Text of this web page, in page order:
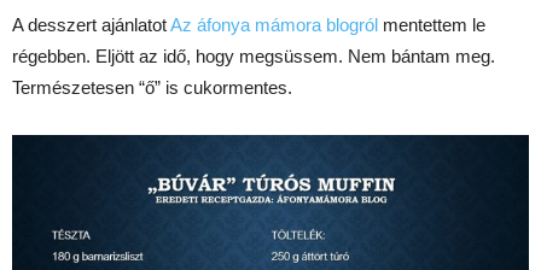
A desszert ajánlatotAz áfonya mámora blogról mentettem le
régebben. Eljött az idő, hogy megsüssem. Nem bántam meg.
Természetesen “ő” is cukormentes.